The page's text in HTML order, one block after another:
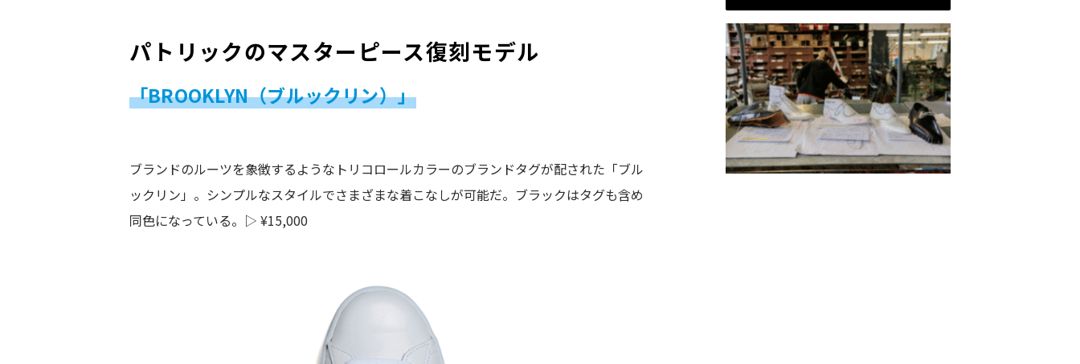
パトリックのマスターピース復刻モデル
「BROOKLYN（ブルックリン）」
ブランドのルーツを象徴するようなトリコロールカラーのブランドタグが配された「ブル
ックリン」。シンプルなスタイルでさまざまな着こなしが可能だ。ブラックはタグも含め
同色になっている。▷ ¥15,000